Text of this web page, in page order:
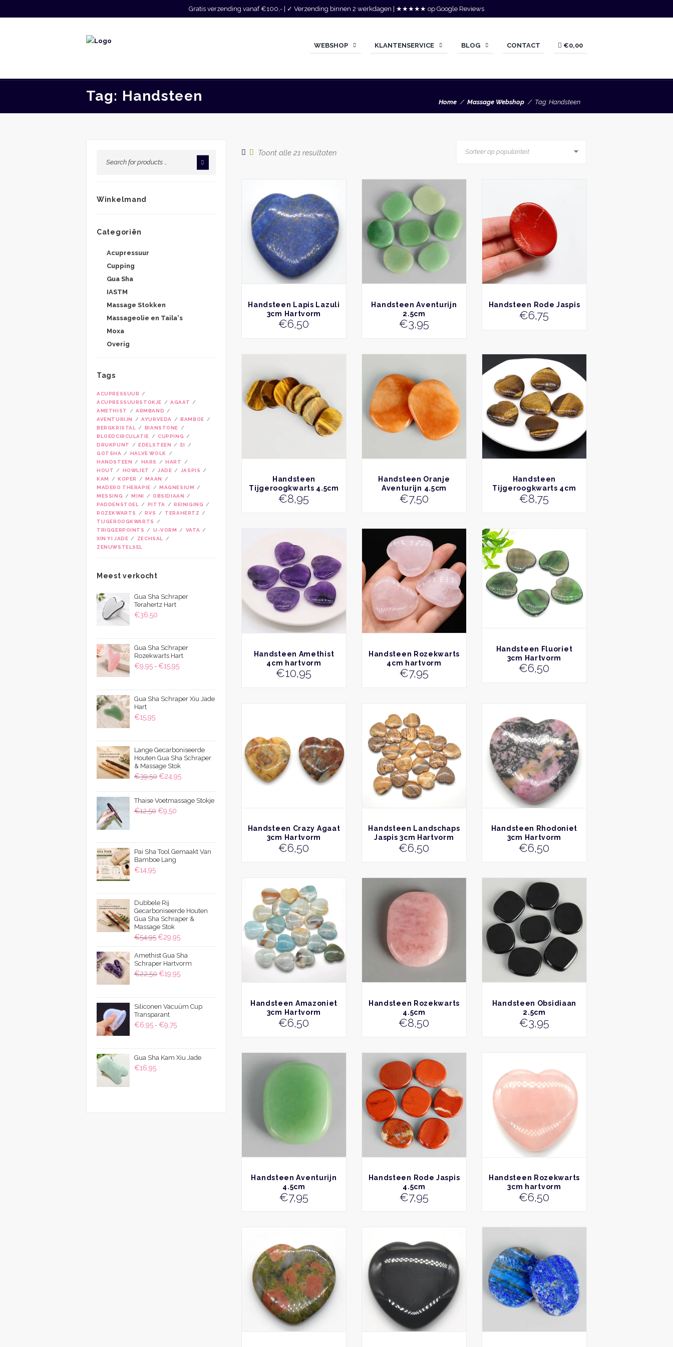
Gratis verzending vanaf €100,- | ✓ Verzending binnen 2 werkdagen | ★★★★★ op Google Reviews
WEBSHOP KLANTENSERVICE BLOG CONTACT €0,00
Tag: Handsteen Home Massage Webshop Tag: Handsteen
Toont alle 21 resultatenGesorteerd
BEKIJK
Handsteen Lapis Lazuli
3cm Hartvorm
€6,50
BEKIJK
Handsteen Aventurijn
2.5cm
€3,95
BEKIJK
Handsteen Rode Jaspis
€6,75
BEKIJKHandsteen
Tijgeroogkwarts 4.5cm
€8,95
BEKIJK
Handsteen Oranje
Aventurijn 4.5cm
€7,50
BEKIJKHandsteen
Tijgeroogkwarts 4cm
hartvorm
€8,75
BEKIJK
Handsteen Amethist
4cm hartvorm
€10,95
BEKIJK
Handsteen Rozekwarts
4cm hartvorm
€7,95
BEKIJK
Handsteen Fluoriet
3cm Hartvorm
€6,50
BEKIJK
Handsteen Crazy Agaat
3cm Hartvorm
€6,50
BEKIJK
Handsteen Landschaps
Jaspis 3cm Hartvorm
€6,50
BEKIJK
Handsteen Rhodoniet
3cm Hartvorm
€6,50
BEKIJK
Handsteen Amazoniet
3cm Hartvorm
€6,50
BEKIJK
Handsteen Rozekwarts
4.5cm
€8,50
BEKIJK
Handsteen Obsidiaan
2.5cm
€3,95
BEKIJK
Handsteen Aventurijn
4.5cm
€7,95
BEKIJK
Handsteen Rode Jaspis
4.5cm
€7,95
BEKIJK
Handsteen Rozekwarts
3cm hartvorm
€6,50
Winkelmand
Categoriën
Acupressuur
Cupping
Gua Sha
IASTM
Massage Stokken
Massageolie en Taila's
Moxa
Overig
Tags
ACUPRESSUUR
ACUPRESSUURSTOKJE
AGAAT
AMETHIST
ARMBAND
AVENTURIJN
AYURVEDA
BAMBOE
BERGKRISTAL
BIANSTONE
BLOEDCIRCULATIE
CUPPING
DRUKPUNT
EDELSTEEN
EI
GOTSHA
HALVE WOLK
HANDSTEEN
HARS
HART
HOUT
HOWLIET JADE
JASPIS
KAM
KOPER
MAAN
MADERO THERAPIE
MAGNESIUM
MESSING
MINI
OBSIDIAAN
PADDENSTOEL
PITTA
REINIGING
ROZEKWARTS
RVS
TERAHERTZ
TIJGEROOGKWARTS
TRIGGERPOINTS
U-VORM
VATA
XIN YI JADE
ZECHSAL
ZENUWSTELSEL
Meest verkocht
Gua Sha Schraper
Terahertz Hart
€36,50
Gua Sha Schraper
Rozekwarts Hart
€9,95 - €15,95Prijsklasse:
€15,95
Gua Sha Schraper Xiu Jade
Hart
€15,95
Lange Gecarboniseerde
Houten Gua Sha Schraper
& Massage Stok
€39,50 Oorspronkelijke
was:
€39,50.
€24,95Huidige
is:
Thaise Voetmassage Stokje
€12,50 Oorspronkelijke
€9,50Huidige
Pai Sha Tool Gemaakt Van
Bamboe Lang
€14,95
Dubbele Rij
Gecarboniseerde Houten
Gua Sha Schraper &
Massage Stok
€54,95 Oorspronkelijke
was:
€54,95.
€29,95Huidige
is:
€29,95.
Amethist Gua Sha
Schraper Hartvorm
€22,50 Oorspronkelijke
€22,50.
€19,95Huidige
€19,95.
Siliconen Vacuüm Cup
Transparant
€6,95 - €9,75Prijsklasse:
€9,75
Gua Sha Kam Xiu Jade
€16,95